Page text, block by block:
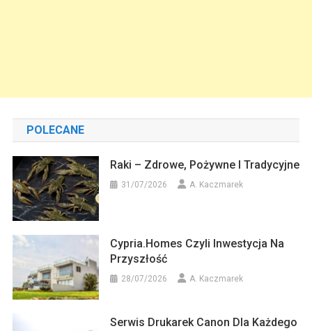
POLECANE
Raki – Zdrowe, Pożywne I Tradycyjne
31/07/2026 A. Kaczmarek
Cypria.homes Czyli Inwestycja Na
Przyszłość
28/07/2026 A. Kaczmarek
Serwis Drukarek Canon Dla Każdego